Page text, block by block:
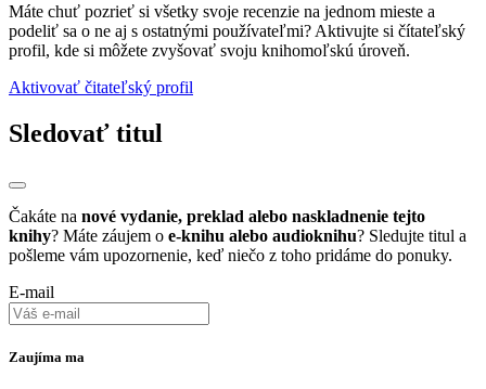
Máte chuť pozrieť si všetky svoje recenzie na jednom mieste a
podeliť sa o ne aj s ostatnými používateľmi? Aktivujte si čítateľský
profil, kde si môžete zvyšovať svoju knihomoľskú úroveň.
Aktivovať čitateľský profil
Sledovať titul
Čakáte na nové vydanie, preklad alebo naskladnenie tejto
knihy? Máte záujem o e-knihu alebo audioknihu? Sledujte titul a
pošleme vám upozornenie, keď niečo z toho pridáme do ponuky.
E-mail
Zaujíma ma